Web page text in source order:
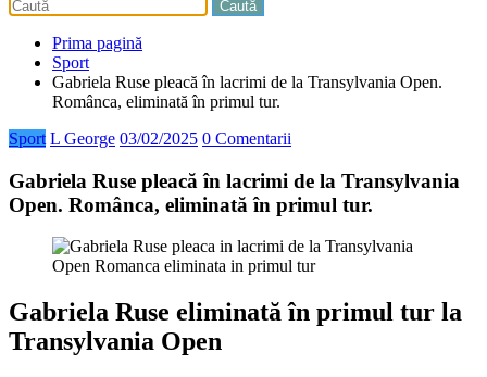
Prima pagină
Sport
Gabriela Ruse pleacă în lacrimi de la Transylvania Open.
Românca, eliminată în primul tur.
Sport L George 03/02/2025 0 Comentarii
Gabriela Ruse pleacă în lacrimi de la Transylvania
Open. Românca, eliminată în primul tur.
Gabriela Ruse eliminată în primul tur la
Transylvania Open